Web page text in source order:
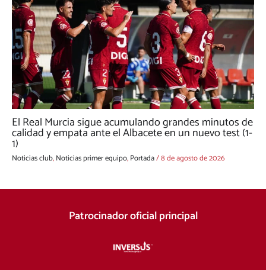
El Real Murcia sigue acumulando grandes minutos de
calidad y empata ante el Albacete en un nuevo test (1-
1)
Noticias club,Noticias primer equipo,Portada/8 de agosto de 2026
Patrocinador oficial principal